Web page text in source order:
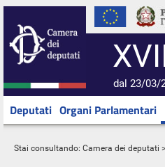
dal 23/03/
Deputati Organi Parlamentari
Stai consultando: Camera dei deputati >